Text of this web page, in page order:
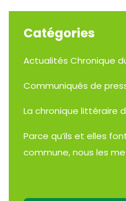
Catégories
Actualités Chronique
Communiqués de
La chronique littéraire
Parce qu’ils et elles
commune, nous les